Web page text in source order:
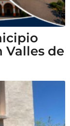
Valles de